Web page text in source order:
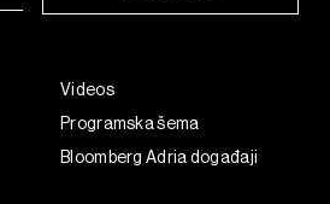
Videos
Programska šema
Bloomberg Adria događaji